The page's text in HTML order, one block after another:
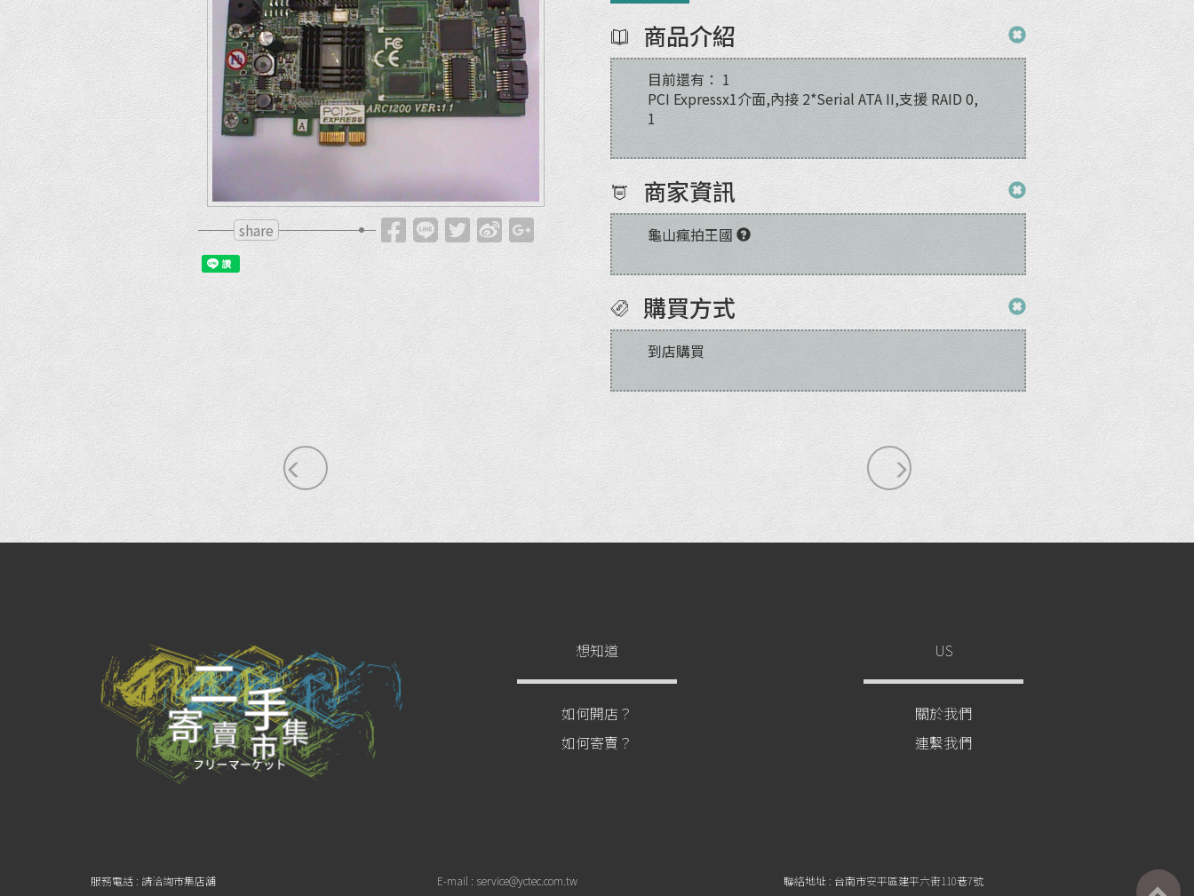
share
商品介紹
目前還有： 1
PCI Expressx1介面,內接 2*Serial ATA II,支援 RAID 0,
1
商家資訊
龜山瘋拍王國
購買方式
到店購買
想知道
如何開店？
如何寄賣？
US
關於我們
連繫我們
服務電話 : 請洽詢市集店舖 E-mail : service@yctec.com.tw 聯絡地址 : 台南市安平區建平六街110巷7號